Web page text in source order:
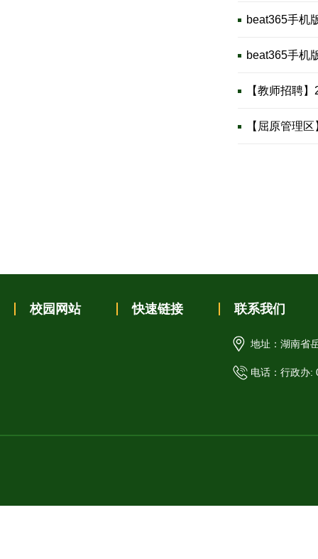
beat365手机
beat365手机
【教师招聘
【屈原管理
校园网站 快速链接 联系我们
地址：湖南省
电话：行政办